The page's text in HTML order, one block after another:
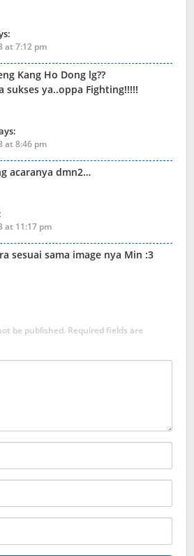
at 7:12 pm
Kang Ho Dong lg??
sukses ya..oppa Fighting!!!!!
at 8:46 pm
acaranya dmn2…
at 11:17 pm
sesuai sama image nya Min :3
be published. Required fields are